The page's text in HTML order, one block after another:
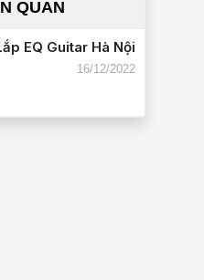
QUAN
EQ Guitar Hà Nội
16/12/2022